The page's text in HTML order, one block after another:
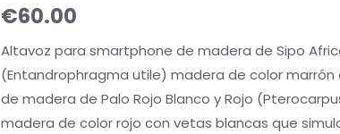
€60.00
Altavoz para smartphone de madera de Sipo
(Entandrophragma utile) madera de color marrón
de madera de Palo Rojo Blanco y Rojo
madera de color rojo con vetas blancas que